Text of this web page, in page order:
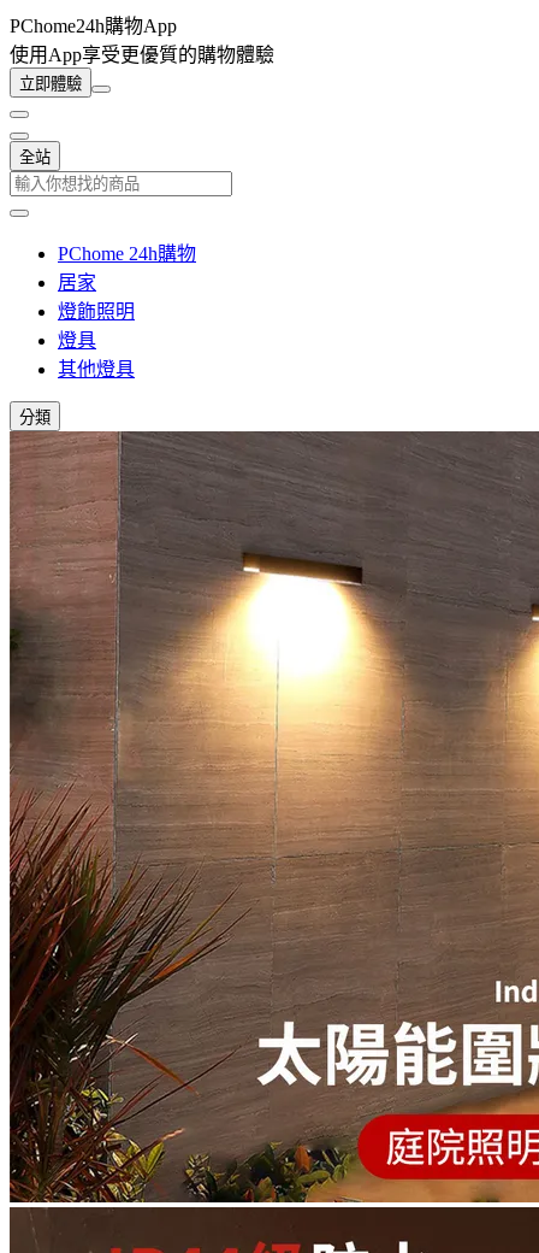
PChome24h購物App
使用App享受更優質的購物體驗
立即體驗
全站
PChome 24h購物
居家
燈飾照明
燈具
其他燈具
分類